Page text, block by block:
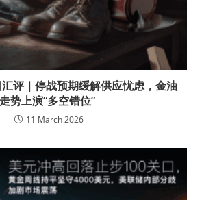
评｜停战预期缓解供应忧虑，金油
走势上演“多空错位”
11 March 2026